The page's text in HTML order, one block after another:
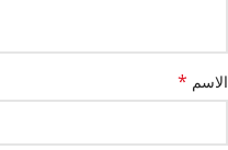
الاسم *